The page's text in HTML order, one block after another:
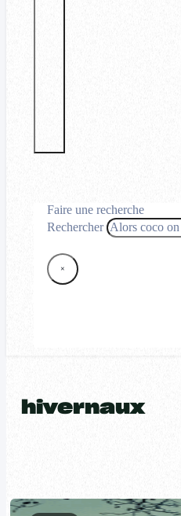
Faire une recherche
Rechercher
×
hivernaux